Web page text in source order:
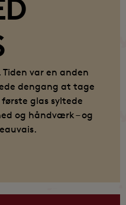
Tiden var en anden
dengang at tage
glas syltede
og håndværk – og